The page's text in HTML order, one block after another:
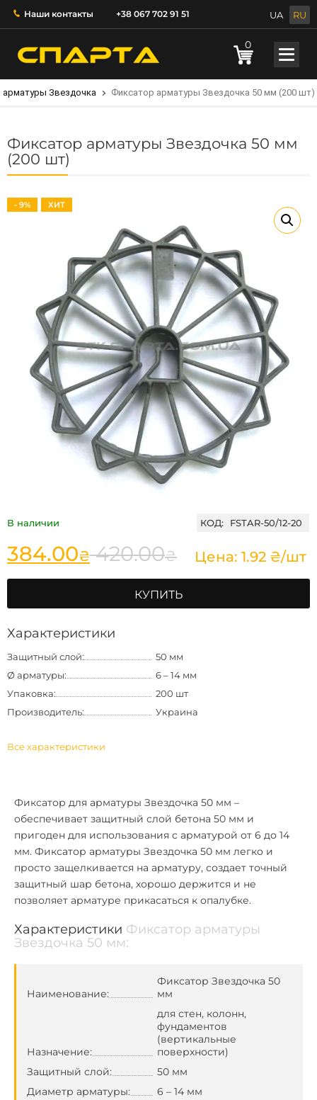
Наши контакты +38 067 702 91 51 UA RU
0
арматуры Звездочка Фиксатор арматуры Звездочка 50 мм (200 шт)
Фиксатор арматуры Звездочка 50 мм
(200 шт)
- 9% ХИТ
В наличии КОД: FSTAR-50/12-20
384.00₴ 420.00₴ Цена: 1.92 ₴/шт
КУПИТЬ
Характеристики
Защитный слой:
50 мм
Ø арматуры:
6 – 14 мм
Упаковка:
200 шт
Производитель:
Украина
Все характеристики
Фиксатор для арматуры Звездочка 50 мм –
обеспечивает защитный слой бетона 50 мм и
пригоден для использования с арматурой от 6 до 14
мм. Фиксатор арматуры Звездочка 50 мм легко и
просто защелкивается на арматуру, создает точный
защитный шар бетона, хорошо держится и не
позволяет арматуре прикасаться к опалубке.
Характеристики Фиксатор арматуры
Звездочка 50 мм:
Наименование:
Фиксатор Звездочка 50
мм
Назначение:
для стен, колонн,
фундаментов
(вертикальные
поверхности)
Защитный слой:
50 мм
Диаметр арматуры:
6 – 14 мм